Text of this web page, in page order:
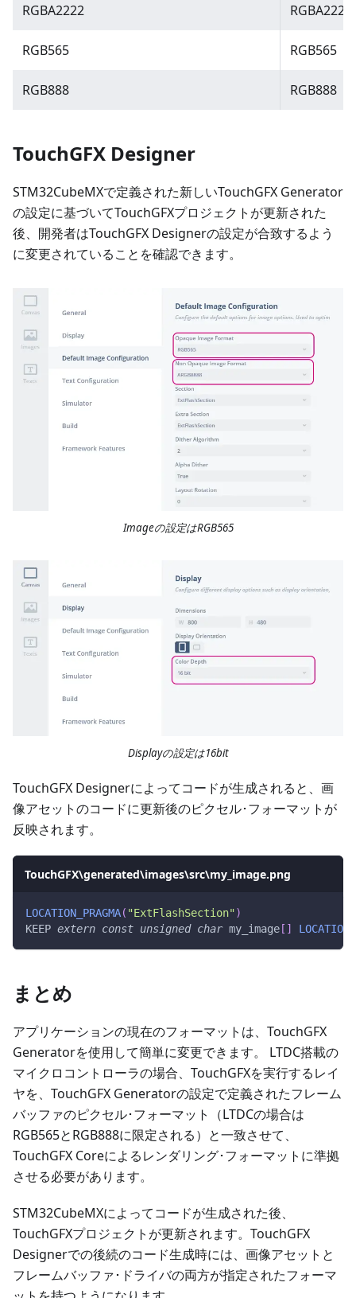
RGBA2222 RGBA2222
RGB565 RGB565
RGB888 RGB888
TouchGFX Designer
STM32CubeMXで定義された新しいTouchGFX Generator
の設定に基づいてTouchGFXプロジェクトが更新された
後、開発者はTouchGFX Designerの設定が合致するよう
に変更されていることを確認できます。
Imageの設定はRGB565
Displayの設定は16bit
TouchGFX Designerによってコードが生成されると、画
像アセットのコードに更新後のピクセル･フォーマットが
反映されます。
TouchGFX\generated\images\src\my_image.png
LOCATION_PRAGMA( "ExtFlashSection" )
KEEP extern const unsigned char my_image [ ]
まとめ
アプリケーションの現在のフォーマットは、TouchGFX
Generatorを使用して簡単に変更できます。 LTDC搭載の
マイクロコントローラの場合、TouchGFXを実行するレイ
ヤを、TouchGFX Generatorの設定で定義されたフレーム
バッファのピクセル･フォーマット（LTDCの場合は
RGB565とRGB888に限定される）と一致させて、
TouchGFX Coreによるレンダリング･フォーマットに準拠
させる必要があります。
STM32CubeMXによってコードが生成された後、
TouchGFXプロジェクトが更新されます。TouchGFX
Designerでの後続のコード生成時には、画像アセットと
フレームバッファ･ドライバの両方が指定されたフォーマ